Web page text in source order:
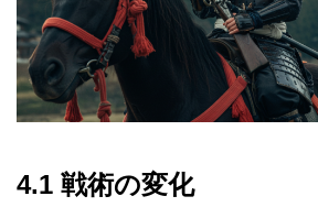
4.1 戦術の変化